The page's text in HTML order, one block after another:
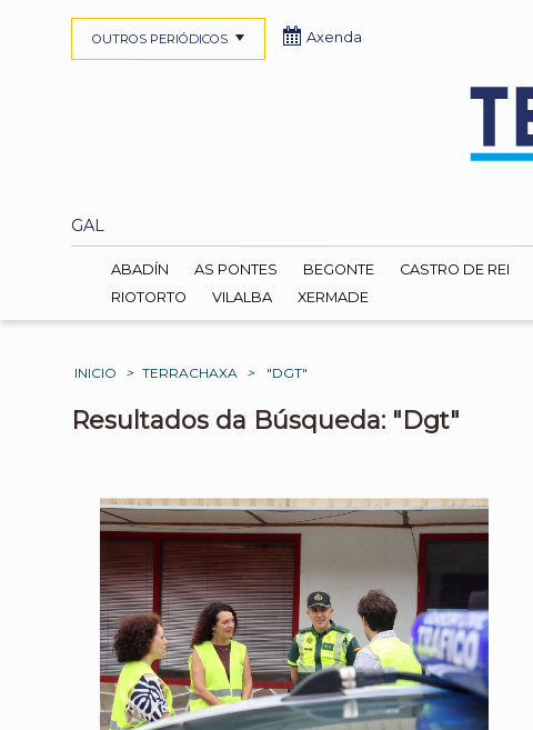
GAL
OUTROS PERIÓDICOS Axenda
ABADÍN AS PONTES BEGONTE CASTRO DE REI
RIOTORTO
VILALBA XERMADE
INICIO > TERRACHAXA > "DGT"
Resultados da Búsqueda: "Dgt"